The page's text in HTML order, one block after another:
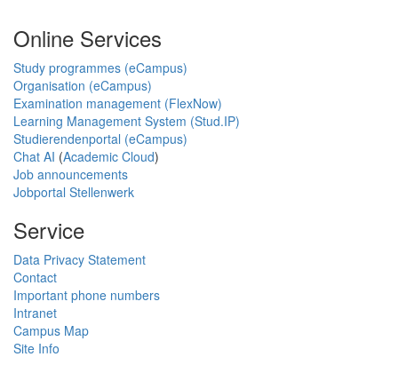
Online Services
Study programmes (eCampus)
Organisation (eCampus)
Examination management (FlexNow)
Learning Management System (Stud.IP)
Studierendenportal (eCampus)
Chat AI (Academic Cloud)
Job announcements
Jobportal Stellenwerk
Service
Data Privacy Statement
Contact
Important phone numbers
Intranet
Campus Map
Site Info